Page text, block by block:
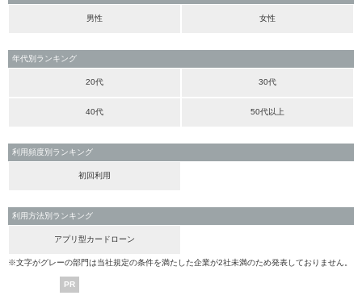
男性 女性
年代別ランキング
20代 30代
40代 50代以上
利用頻度別ランキング
初回利用
利用方法別ランキング
アプリ型カードローン
※文字がグレーの部門は当社規定の条件を満たした企業が2社未満のため発表しておりません。
PR